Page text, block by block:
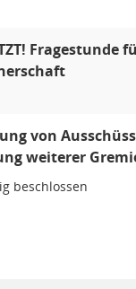
Fragestunde
von
weiterer
beschlossen